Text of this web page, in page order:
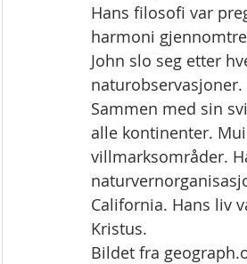
Hans filosofi var
harmoni
John slo seg etter
naturobservasjoner.
Sammen med sin
alle kontinenter.
villmarksområder.
California. Hans liv
Kristus.
Bildet fra